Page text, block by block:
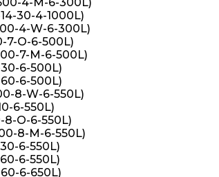
30-4-1000L)
4-W-6-300L)
7-O-6-500L)
7-M-6-500L)
6-500L)
6-500L)
8-W-6-550L)
6-550L)
O-6-550L)
8-M-6-550L)
6-550L)
6-550L)
6-650L)